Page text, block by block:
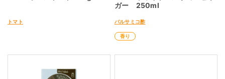
トマト
ガー 250ml
バルサミコ酢
香り